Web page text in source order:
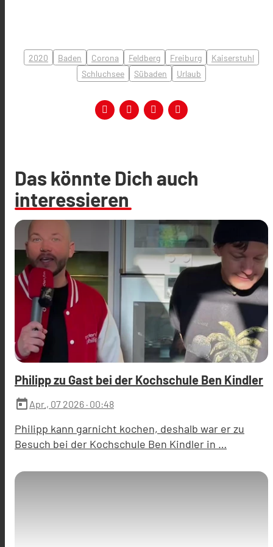
2020 Baden Corona Feldberg Freiburg
Kaiserstuhl
Schluchsee
Sübaden Urlaub
Das könnte Dich auch
interessieren
Philipp zu Gast bei der Kochschule Ben Kindler
today Apr., 07 2026 · 00:48
Philipp kann garnicht kochen, deshalb war er zu
Besuch bei der Kochschule Ben Kindler in …